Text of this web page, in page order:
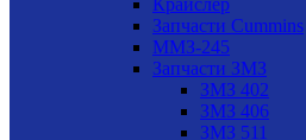
Крайслер
Запчасти Cummins
ММЗ-245
Запчасти ЗМЗ
ЗМЗ 402
ЗМЗ 406
ЗМЗ 511